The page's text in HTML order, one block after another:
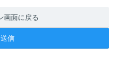
画面に戻る